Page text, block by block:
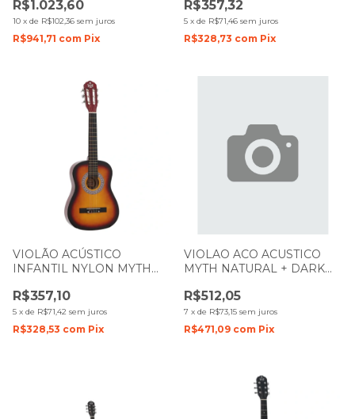
FOSCO COM CAPA
R$1.023,60
10 x de R$102,36 sem juros
R$941,71 com Pix
PRETO 1088
R$357,32
5 x de R$71,46 sem juros
R$328,73 com Pix
VIOLÃO ACÚSTICO
INFANTIL NYLON MYTH
SUNBURST 1092
R$357,10
5 x de R$71,42 sem juros
R$328,53 com Pix
VIOLAO ACO ACUSTICO
MYTH NATURAL + DARK
1593
R$512,05
7 x de R$73,15 sem juros
R$471,09 com Pix